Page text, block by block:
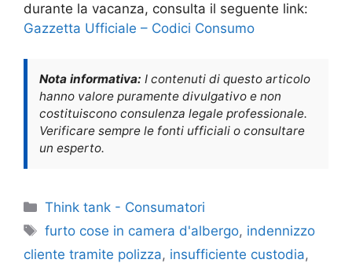
durante la vacanza, consulta il seguente link:
Gazzetta Ufficiale – Codici Consumo
Nota informativa: I contenuti di questo articolo
hanno valore puramente divulgativo e non
costituiscono consulenza legale professionale.
Verificare sempre le fonti ufficiali o consultare
un esperto.
Categorie
Think tank - Consumatori
Tag
furto cose in camera d'albergo, indennizzo
cliente tramite polizza, insufficiente custodia,